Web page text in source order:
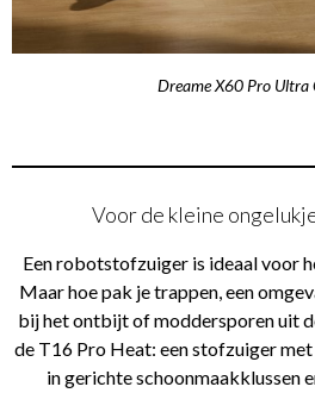
Dreame X60 Pro Ultra
Voor de kleine
Een robotstofzuiger is ideaal voor
Maar hoe pak je trappen, een
bij het ontbijt of moddersporen uit
de T16 Pro Heat: een stofzuiger
in gerichte schoonmaakklussen